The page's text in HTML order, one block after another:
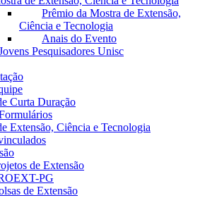
Prêmio da Mostra de Extensão,
Ciência e Tecnologia
Anais do Evento
Pesquisadores Unisc
Curta Duração
Extensão, Ciência e Tecnologia
de Extensão
PG
de Extensão